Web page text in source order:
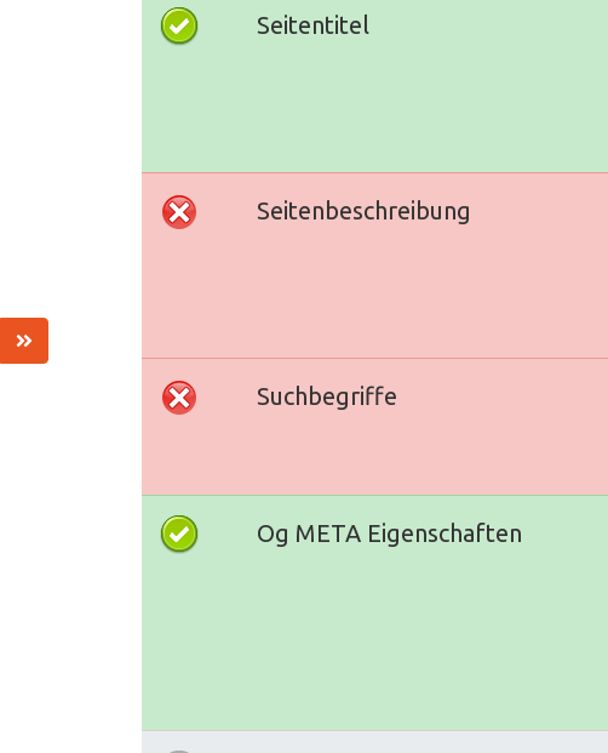
Seitentitel
Seitenbeschreibung
Suchbegriffe
Og META Eigenschaften